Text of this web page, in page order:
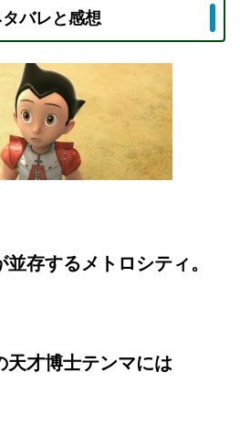
タバレと感想
存するメトロシティ。
天才博士テンマには